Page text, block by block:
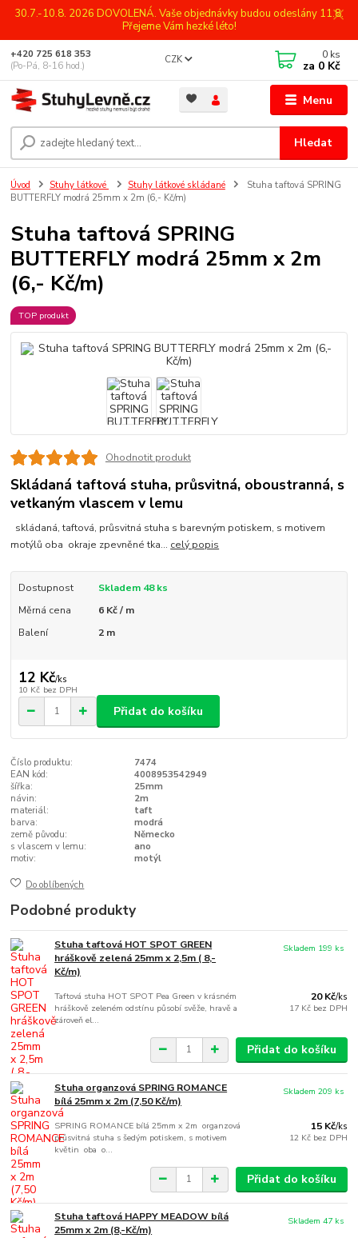
30.7.-10.8. 2026 DOVOLENÁ. Vaše objednávky budou odeslány 11.8.
Přejeme Vám hezké léto!
Menu
CZK
Hledat
+420 725 618 353
(Po-Pá, 8-16 hod.)
0 ks
za 0 Kč
Úvod Stuhy látkové Stuhy látkové skládané
Stuha taftová SPRING
BUTTERFLY modrá 25mm x 2m (6,- Kč/m)
Stuha taftová SPRING
BUTTERFLY modrá 25mm x 2m
(6,- Kč/m)
TOP produkt
Ohodnotit produkt
Skládaná taftová stuha, průsvitná, oboustranná, s
vetkaným vlascem v lemu
skládaná, taftová, průsvitná stuha s barevným potiskem, s motivem
motýlů oba okraje zpevněné tka... celý popis
Dostupnost
Skladem 48 ks
Měrná cena
6 Kč / m
Balení
2 m
12 Kč/ks
10 Kč bez DPH
Přidat do košíku
Číslo produktu:
7474
EAN kód:
4008953542949
šířka:
25mm
návin:
2m
materiál:
taft
barva:
modrá
země původu:
Německo
s vlascem v lemu:
ano
motiv:
motýl
Do oblíbených
Podobné produkty
Stuha taftová HOT SPOT GREEN
hráškově zelená 25mm x 2,5m ( 8,-
Kč/m)
Taftová stuha HOT SPOT Pea Green v krásném
hráškově zeleném odstínu působí svěže, hravě a
zároveň el...
20 Kč/ks
17 Kč bez DPH
Skladem 199 ks
Přidat do košíku
Stuha organzová SPRING ROMANCE
bílá 25mm x 2m (7,50 Kč/m)
SPRING ROMANCE bílá 25mm x 2m organzová
průsvitná stuha s šedým potiskem, s motivem
květin oba o...
15 Kč/ks
12 Kč bez DPH
Skladem 209 ks
Přidat do košíku
Stuha taftová HAPPY MEADOW bílá
25mm x 2m (8,-Kč/m)
Skladem 47 ks